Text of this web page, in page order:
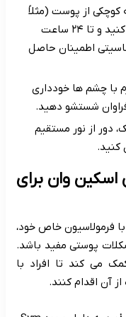
کوچکی از پوست (مثلاً
پشت گوش یا داخل بازو) آزمایش کنید و تا ۲۴ ساعت
اطمینان حاصل
با چشم ها خودداری
شستشو دهید.
دور از نور مستقیم
کنید.
اسکین وان برای
فرمولاسیون خاص خود،
پوستی مفید باشد.
می کند تا افراد با
آن اقدام کنند.